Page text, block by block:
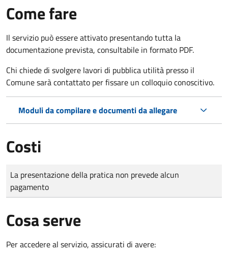
Come fare
Il servizio può essere attivato presentando tutta la
documentazione prevista, consultabile in formato PDF.
Chi chiede di svolgere lavori di pubblica utilità presso il
Comune sarà contattato per fissare un colloquio conoscitivo.
Moduli da compilare e documenti da allegare
Costi
Tipo di pagamento
Importo
La presentazione della pratica non prevede alcun
pagamento
Cosa serve
Per accedere al servizio, assicurati di avere: